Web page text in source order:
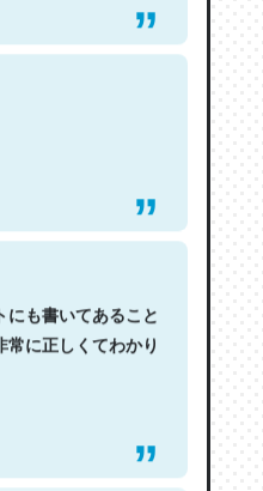
も書いてあること
常に正しくてわかり